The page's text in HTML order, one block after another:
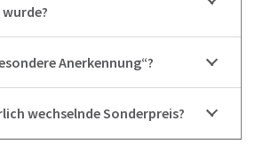
Anerkennung“?
wechselnde Sonderpreis?